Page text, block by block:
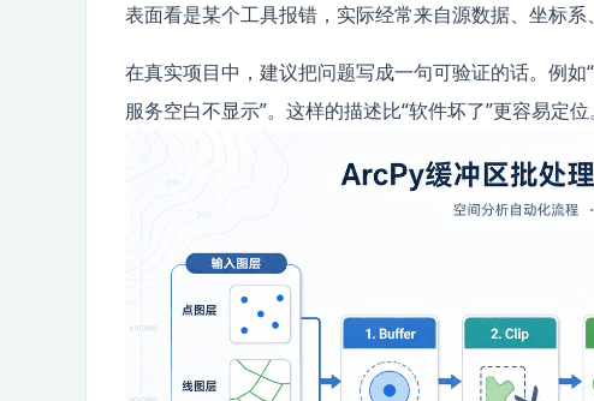
表面看是某个工具报错，实际经常来自源数据、坐标系
在真实项目中，建议把问题写成一句可验证的话。例如
服务空白不显示”。这样的描述比“软件坏了”更容易定位。